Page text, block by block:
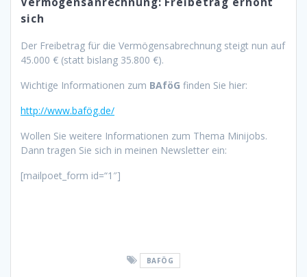
sich
Der Freibetrag für die Vermögensabrechnung steigt nun auf
45.000 € (statt bislang 35.800 €).
Wichtige Informationen zum BAföG finden Sie hier:
http://www.bafög.de/
Wollen Sie weitere Informationen zum Thema Minijobs.
Dann tragen Sie sich in meinen Newsletter ein:
[mailpoet_form id=“1″]
BAFÖG